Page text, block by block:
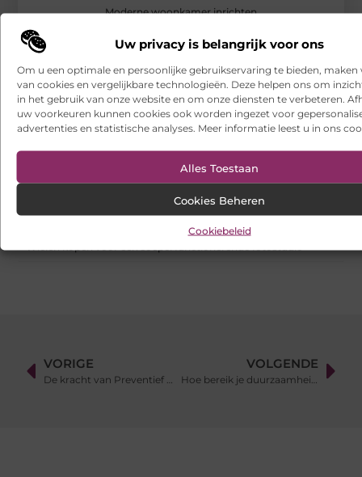
Uw privacy is belangrijk voor ons
Om u een optimale en persoonlijke gebruikservaring te bieden, maken
van cookies en vergelijkbare technologieën. Deze helpen ons om
in het gebruik van onze website en om onze diensten te verbeteren.
uw voorkeuren kunnen cookies ook worden ingezet voor
advertenties en statistische analyses. Meer informatie leest u in ons
Alles Toestaan
Cookies Beheren
Cookiebeleid
Moderne woonkamer inrichten
RECENTE BERICHTEN
efficiënt beheren
Een buitenkat of binnenkat? Dezelfde dierenarts voor uw kat
onrustige periode
Websites laten maken: wat u moet weten voordat u begint
Ontdek het gemak van online vlees bestellen
Wielen kopen voor een soepel functionerende fotostudio
VORIGE
De kracht van Preventief Medisch Onderzoek
VOLGENDE
Hoe bereik je duurzaamheid op evenementen en bouwplaatsen?